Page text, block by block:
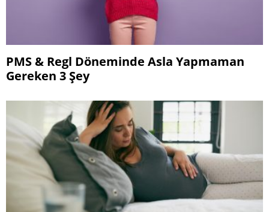
PMS & Regl Döneminde Asla Yapmaman
Gereken 3 Şey